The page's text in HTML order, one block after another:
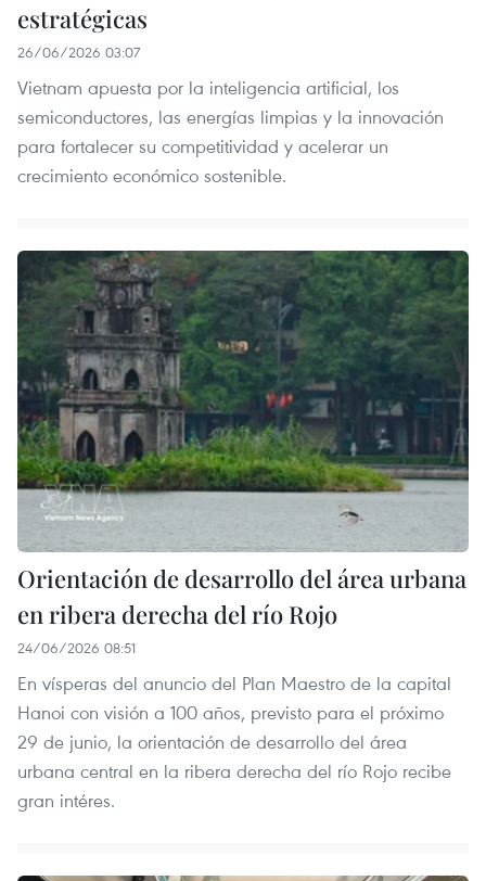
estratégicas
26/06/2026 03:07
Vietnam apuesta por la inteligencia artificial, los
semiconductores, las energías limpias y la innovación
para fortalecer su competitividad y acelerar un
crecimiento económico sostenible.
Orientación de desarrollo del área urbana
en ribera derecha del río Rojo
24/06/2026 08:51
En vísperas del anuncio del Plan Maestro de la capital
Hanoi con visión a 100 años, previsto para el próximo
29 de junio, la orientación de desarrollo del área
urbana central en la ribera derecha del río Rojo recibe
gran intéres.